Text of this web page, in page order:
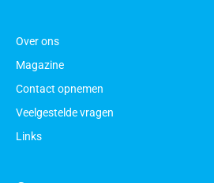
Over ons
Magazine
Contact opnemen
Veelgestelde vragen
Links